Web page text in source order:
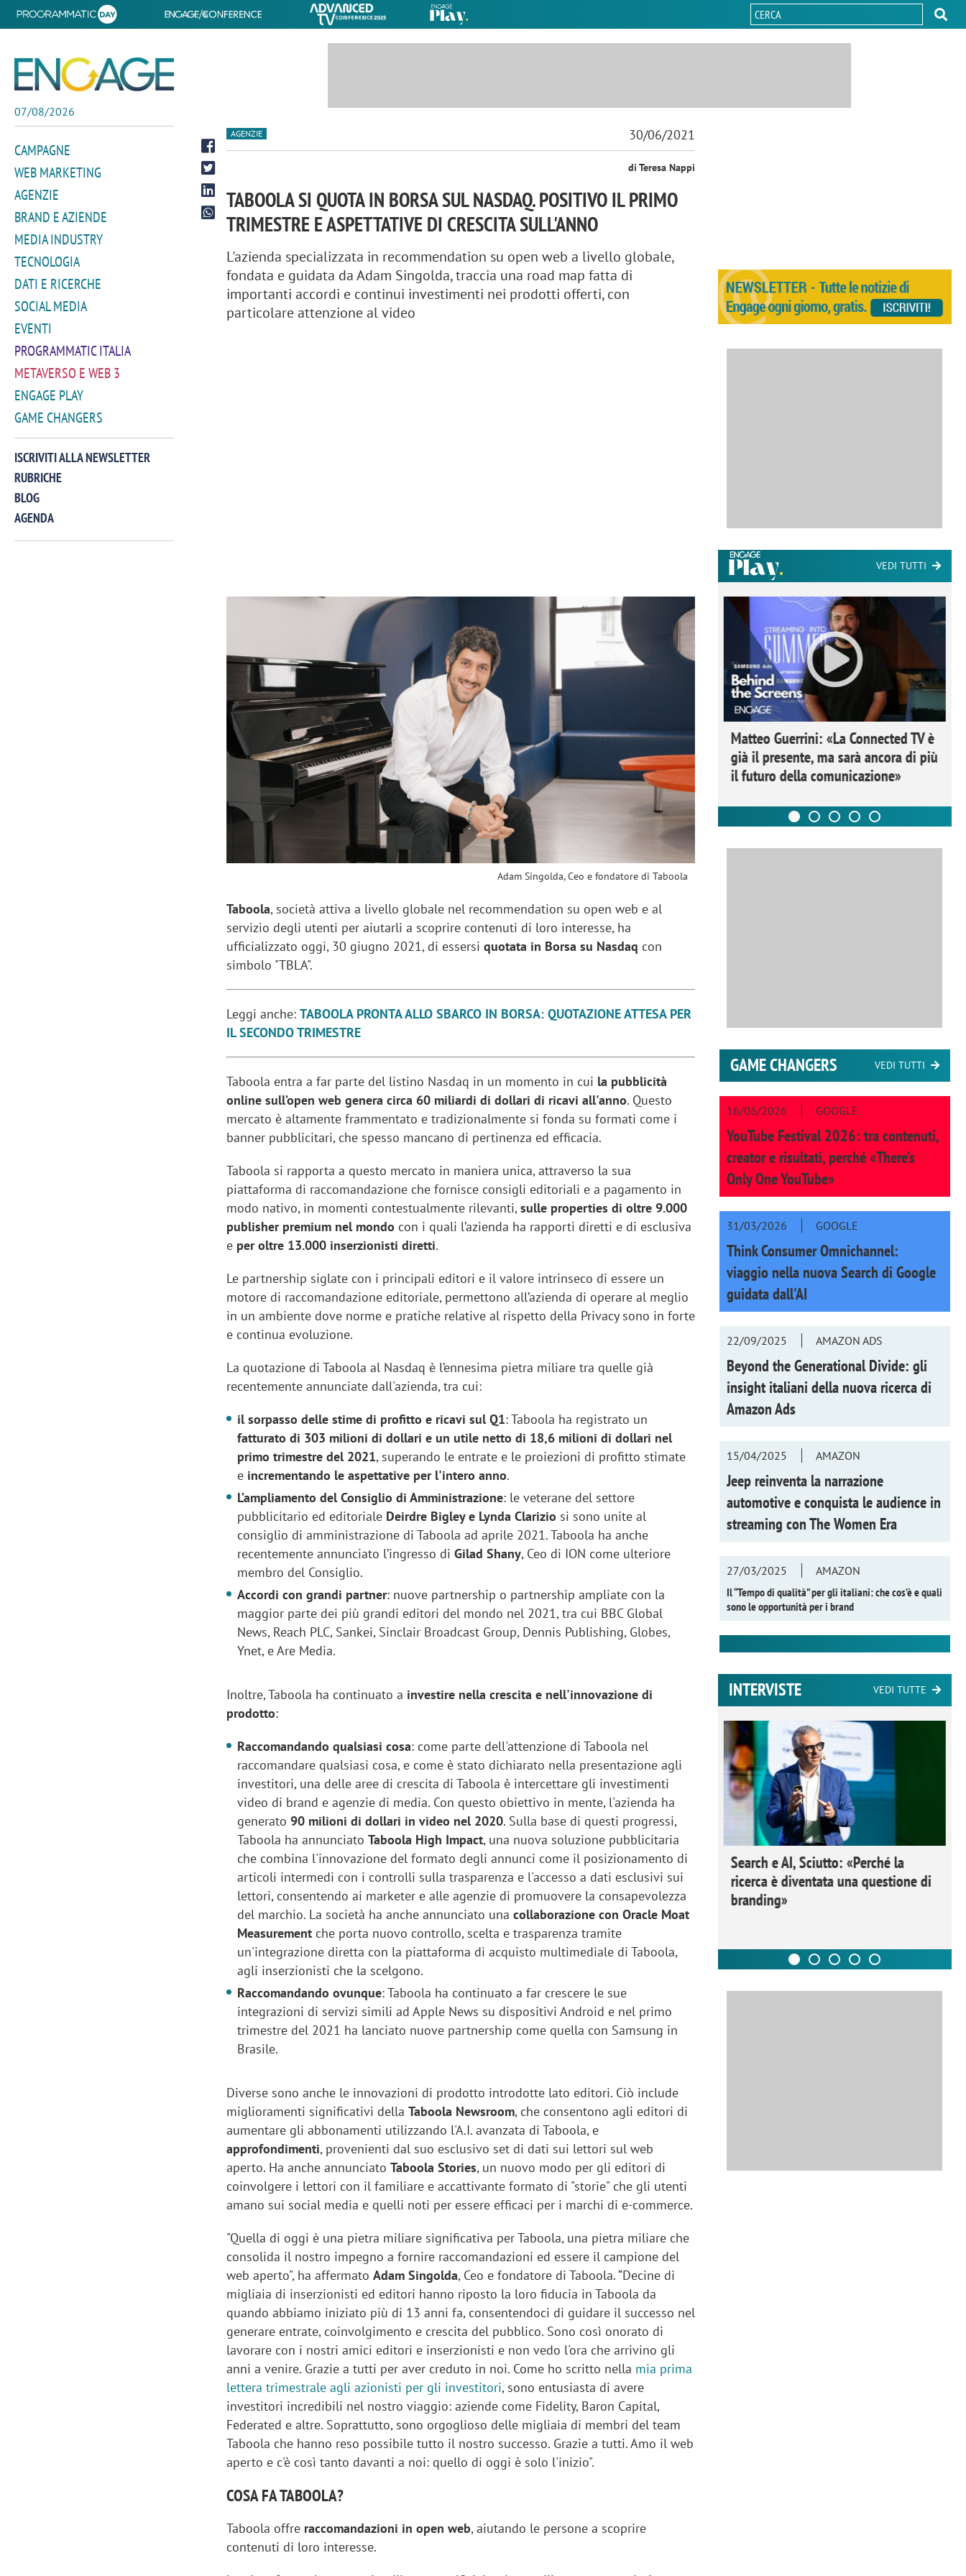
07/08/2026
CAMPAGNE
WEB MARKETING
AGENZIE
BRAND E AZIENDE
MEDIA INDUSTRY
TECNOLOGIA
DATI E RICERCHE
SOCIAL MEDIA
EVENTI
PROGRAMMATIC ITALIA
METAVERSO E WEB 3
ENGAGE PLAY
GAME CHANGERS
ISCRIVITI ALLA NEWSLETTER
RUBRICHE
BLOG
AGENDA
AGENZIE 30/06/2021
di Teresa Nappi
TABOOLA SI QUOTA IN BORSA SUL NASDAQ. POSITIVO IL PRIMO
TRIMESTRE E ASPETTATIVE DI CRESCITA SULL'ANNO
L'azienda specializzata in recommendation su open web a livello globale,
fondata e guidata da Adam Singolda, traccia una road map fatta di
importanti accordi e continui investimenti nei prodotti offerti, con
particolare attenzione al video
Adam Singolda, Ceo e fondatore di Taboola
Taboola, società attiva a livello globale nel recommendation su open web e al
servizio degli utenti per aiutarli a scoprire contenuti di loro interesse, ha
ufficializzato oggi, 30 giugno 2021, di essersiquotata in Borsa su Nasdaq con
simbolo "TBLA".
Leggi anche:TABOOLA PRONTA ALLO SBARCO IN BORSA: QUOTAZIONE ATTESA PER
IL SECONDO TRIMESTRE
Taboola entra a far parte del listino Nasdaq in un momento in cui la pubblicità
online sull’open web genera circa 60 miliardi di dollari di ricavi all'anno. Questo
mercato è altamente frammentato e tradizionalmente si fonda su formati come i
banner pubblicitari, che spesso mancano di pertinenza ed efficacia.
Taboola si rapporta a questo mercato in maniera unica, attraverso la sua
piattaforma di raccomandazione che fornisce consigli editoriali e a pagamento in
modo nativo, in momenti contestualmente rilevanti,sulle properties di oltre 9.000
publisher premium nel mondo con i quali l’azienda ha rapporti diretti e di esclusiva
e per oltre 13.000 inserzionisti diretti.
Le partnership siglate con i principali editori e il valore intrinseco di essere un
motore di raccomandazione editoriale, permettono all’azienda di operare al meglio
in un ambiente dove norme e pratiche relative al rispetto della Privacy sono in forte
e continua evoluzione.
La quotazione di Taboola al Nasdaq è l’ennesima pietra miliare tra quelle già
recentemente annunciate dall'azienda, tra cui:
il sorpasso delle stime di profitto e ricavi sul Q1: Taboola ha registrato un
fatturato di 303 milioni di dollari e un utile netto di 18,6 milioni di dollari nel
primo trimestre del 2021, superando le entrate e le proiezioni di profitto stimate
e incrementando le aspettative per l'intero anno.
L’ampliamento del Consiglio di Amministrazione: le veterane del settore
pubblicitario ed editoriale Deirdre Bigley e Lynda Clarizio si sono unite al
consiglio di amministrazione di Taboola ad aprile 2021. Taboola ha anche
recentemente annunciato l’ingresso diGilad Shany, Ceo di ION come ulteriore
membro del Consiglio.
Accordi con grandi partner: nuove partnership o partnership ampliate con la
maggior parte dei più grandi editori del mondo nel 2021, tra cui BBC Global
News, Reach PLC, Sankei, Sinclair Broadcast Group, Dennis Publishing, Globes,
Ynet, e Are Media.
Inoltre, Taboola ha continuato a investire nella crescita e nell'innovazione di
prodotto:
Raccomandando qualsiasi cosa: come parte dell'attenzione di Taboola nel
raccomandare qualsiasi cosa, e come è stato dichiarato nella presentazione agli
investitori, una delle aree di crescita di Taboola è intercettare gli investimenti
video di brand e agenzie di media. Con questo obiettivo in mente, l'azienda ha
generato 90 milioni di dollari in video nel 2020. Sulla base di questi progressi,
Taboola ha annunciatoTaboola High Impact, una nuova soluzione pubblicitaria
che combina l'innovazione del formato degli annunci come il posizionamento di
articoli intermedi con i controlli sulla trasparenza e l'accesso a dati esclusivi sui
lettori, consentendo ai marketer e alle agenzie di promuovere la consapevolezza
del marchio. La società ha anche annunciato unacollaborazione con Oracle Moat
Measurement che porta nuovo controllo, scelta e trasparenza tramite
un'integrazione diretta con la piattaforma di acquisto multimediale di Taboola,
agli inserzionisti che la scelgono.
Raccomandando ovunque: Taboola ha continuato a far crescere le sue
integrazioni di servizi simili ad Apple News su dispositivi Android e nel primo
trimestre del 2021 ha lanciato nuove partnership come quella con Samsung in
Brasile.
Diverse sono anche le innovazioni di prodotto introdotte lato editori. Ciò include
miglioramenti significativi dellaTaboola Newsroom, che consentono agli editori di
aumentare gli abbonamenti utilizzando l'A.I. avanzata di Taboola, e
approfondimenti, provenienti dal suo esclusivo set di dati sui lettori sul web
aperto. Ha anche annunciatoTaboola Stories, un nuovo modo per gli editori di
coinvolgere i lettori con il familiare e accattivante formato di "storie" che gli utenti
amano sui social media e quelli noti per essere efficaci per i marchi di e-commerce.
"Quella di oggi è una pietra miliare significativa per Taboola, una pietra miliare che
consolida il nostro impegno a fornire raccomandazioni ed essere il campione del
web aperto", ha affermatoAdam Singolda, Ceo e fondatore di Taboola. “Decine di
migliaia di inserzionisti ed editori hanno riposto la loro fiducia in Taboola da
quando abbiamo iniziato più di 13 anni fa, consentendoci di guidare il successo nel
generare entrate, coinvolgimento e crescita del pubblico. Sono così onorato di
lavorare con i nostri amici editori e inserzionisti e non vedo l'ora che arrivino gli
anni a venire. Grazie a tutti per aver creduto in noi. Come ho scritto nella mia prima
lettera trimestrale agli azionisti per gli investitori, sono entusiasta di avere
investitori incredibili nel nostro viaggio: aziende come Fidelity, Baron Capital,
Federated e altre. Soprattutto, sono orgoglioso delle migliaia di membri del team
Taboola che hanno reso possibile tutto il nostro successo. Grazie a tutti. Amo il web
aperto e c'è così tanto davanti a noi: quello di oggi è solo l'inizio".
COSA FA TABOOLA?
Taboola offre raccomandazioni in open web, aiutando le persone a scoprire
contenuti di loro interesse.
VEDI TUTTI
Manassero, Samsung Ads: «Con Total
Perez, Samsung Ads: «L'Italia è un
mercato strategico e continuerà a
crescere»
Networking agli eventi: come la
startup Kicè punta a eliminare lo
"spreco di relazioni"
Matteo Guerrini: «La Connected TV è
già il presente, ma sarà ancora di più
il futuro della comunicazione»
GAME CHANGERS VEDI TUTTI
16/06/2026 GOOGLE
YouTube Festival 2026: tra contenuti,
creator e risultati, perché «There’s
Only One YouTube»
31/03/2026 GOOGLE
Think Consumer Omnichannel:
viaggio nella nuova Search di Google
guidata dall'AI
22/09/2025 AMAZON ADS
Beyond the Generational Divide: gli
insight italiani della nuova ricerca di
Amazon Ads
15/04/2025 AMAZON
Jeep reinventa la narrazione
automotive e conquista le audience in
streaming conThe Women Era
27/03/2025
AMAZON
Il “Tempo di qualità” per gli italiani: che cos’è e quali
sono le opportunità per i brand
INTERVISTE VEDI TUTTE
Emanuele Viora di Deloitte Digital:
«La creatività resta centrale, l’AI deve
amplificare il talento»
Ricerche di mercato. Neri, Ipsos
Doxa: «Non basta più descrivere i
fenomeni: bisogna comprenderli e
tradurli in azioni»
Search e AI, Sciutto: «Perché la
ricerca è diventata una questione di
branding»